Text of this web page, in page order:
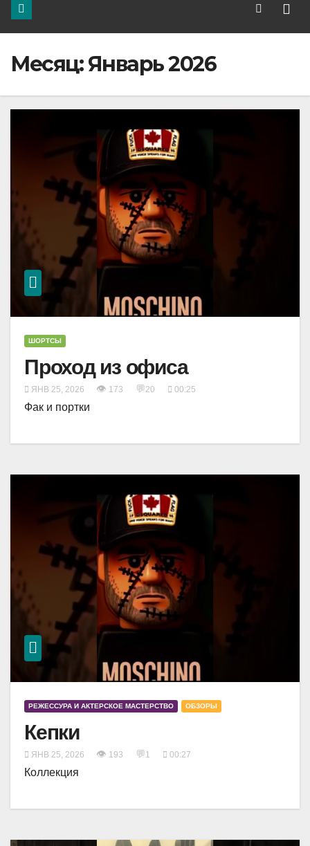
Месяц:Январь 2026
ШОРТСЫ
Проход из офиса
ЯНВ 25, 2026 👁 173 💬20 00:25
Фак и портки
РЕЖЕССУРА И АКТЕРСКОЕ МАСТЕРСТВО ОБЗОРЫ
Кепки
ЯНВ 25, 2026 👁 193 💬1 00:27
Коллекция